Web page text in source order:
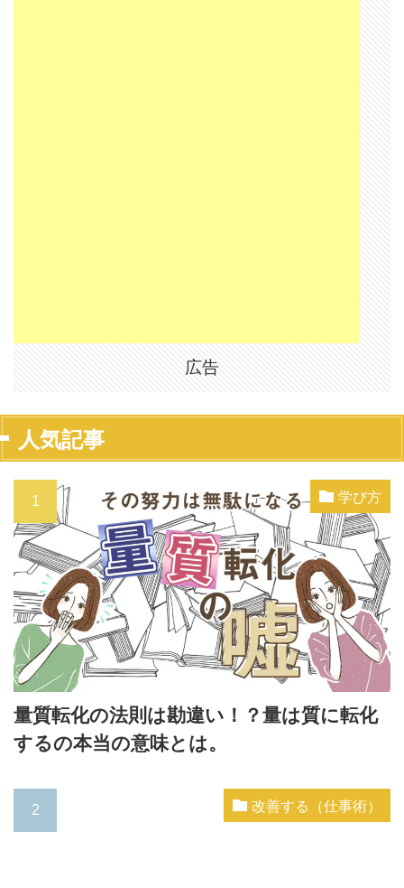
広告
人気記事
学び方
量質転化の法則は勘違い！？量は質に転化
するの本当の意味とは。
改善する（仕事術）